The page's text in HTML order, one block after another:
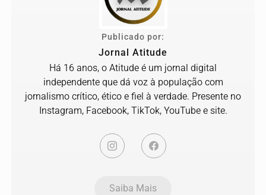
Publicado por:
Jornal Atitude
Há 16 anos, o Atitude é um jornal digital
independente que dá voz à população com
jornalismo crítico, ético e fiel à verdade. Presente no
Instagram, Facebook, TikTok, YouTube e site.
Saiba Mais